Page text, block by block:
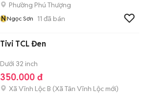
Phường Phú Thượng
NNgọc Sơn 11 đã bán
Tivi TCL Đen
Dưới 32 inch
350.000 đ
Xã Vĩnh Lộc B (Xã Tân Vĩnh Lộc mới)